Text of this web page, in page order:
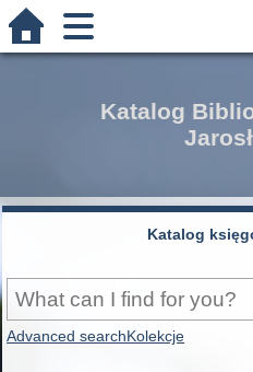
Katalog
Katalog
Advanced searchKolekcje